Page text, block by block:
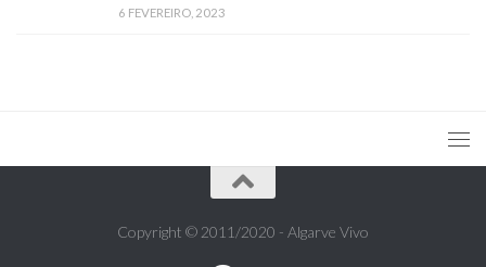
6 FEVEREIRO, 2023
Copyright © 2011/2020 - Algarve Vivo